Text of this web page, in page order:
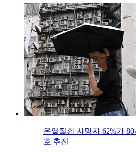
온열질환 사망자 62%가
호 추진